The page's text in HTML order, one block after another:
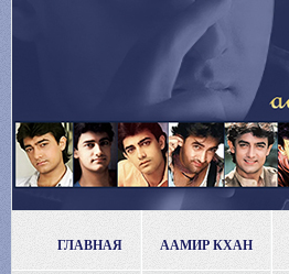
ГЛАВНАЯ ААМИР КХАН